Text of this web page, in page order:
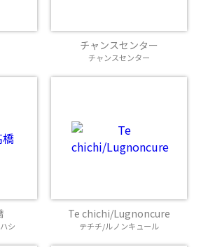
チャンスセンター
チャンスセンター
シ
Te chichi/Lugnoncure
テチチ/ルノンキュール